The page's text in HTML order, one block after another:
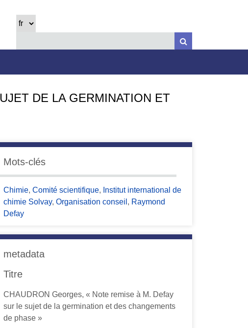
DE LA GERMINATION ET
Mots-clés
Chimie,Comité scientifique, Institut international de
chimie Solvay,Organisation conseil , Raymond
Defay
metadata
Titre
CHAUDRON Georges, « Note remise à M. Defay
sur le sujet de la germination et des changements
de phase »